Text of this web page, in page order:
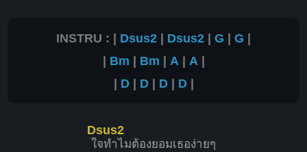
INSTRU : | Dsus2 | Dsus2 | G | G |
| Bm | Bm | A | A |
| D| D| D| D|
ใ
Dsus2
จทำไมต้องยอมเธอง่ายๆ